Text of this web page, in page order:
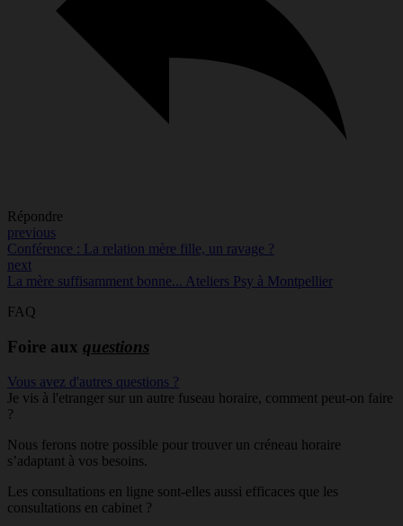
Répondre
previous
Conférence : La relation mère fille, un ravage ?
next
La mère suffisamment bonne... Ateliers Psy à Montpellier
FAQ
Foire aux questions
Vous avez d'autres questions ?
Je vis à l'etranger sur un autre fuseau horaire, comment peut-on faire
?
Nous ferons notre possible pour trouver un créneau horaire
s’adaptant à vos besoins.
Les consultations en ligne sont-elles aussi efficaces que les
consultations en cabinet ?